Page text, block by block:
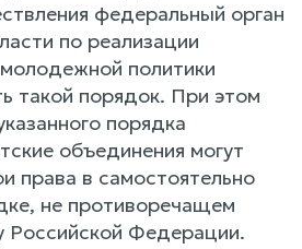
федеральный орган
по реализации
политики
такой порядок. При этом
порядка
объединения могут
права в самостоятельно
не противоречащем
Российской Федерации.